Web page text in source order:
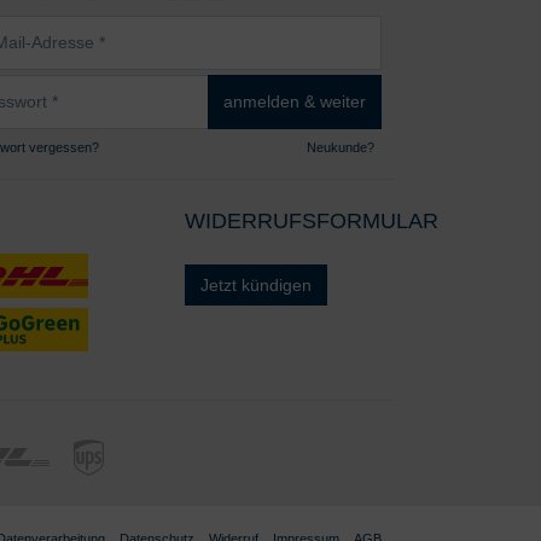
anmelden & weiter
vergessen? Neukunde?
WIDERRUFSFORMULAR
Jetzt kündigen
Datenschutz Widerruf Impressum AGB